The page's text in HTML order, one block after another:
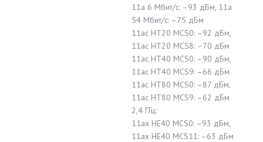
11a 6 Мбит/с: –93 дБм, 11a
54 Мбит/с: –75 дБм
11ac HT20 MCS0: –92 дБм,
11ac HT20 MCS8: –70 дБм
11ac HT40 MCS0: –90 дБм,
11ac HT40 MCS9: –66 дБм
11ac HT80 MCS0: –87 дБм,
11ac HT80 MCS9: –62 дБм
2,4 ГГц:
11ax HE40 MCS0: –93 дБм,
11ax HE40 MCS11: –63 дБм